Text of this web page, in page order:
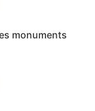
monuments